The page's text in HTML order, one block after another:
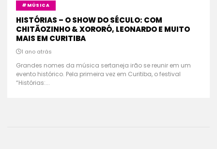
#MÚSICA
HISTÓRIAS – O SHOW DO SÉCULO: COM
CHITÃOZINHO & XORORÓ, LEONARDO E MUITO
MAIS EM CURITIBA
1 ano atrás
Grandes nomes da música sertaneja irão se reunir em um
evento histórico. Pela primeira vez em Curitiba, o festival
“Histórias:...